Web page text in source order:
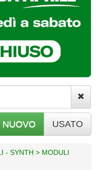
NUOVO USATO
- SYNTH > MODULI